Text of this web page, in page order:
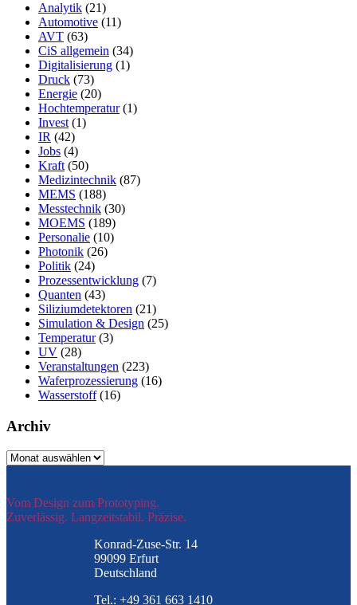
Analytik (21)
Automotive (11)
AVT (63)
CiS allgemein (34)
Digitalisierung (1)
Druck (73)
Energie (20)
Hochtemperatur(1)
Invest (1)
IR (42)
Jobs (4)
Kraft (50)
Medizintechnik (87)
MEMS (188)
Messtechnik (30)
MOEMS (189)
Personalie (10)
Photonik (26)
Politik (24)
Prozessentwicklung (7)
Quanten (43)
Siliziumdetektoren (21)
Simulation & Design (25)
Temperatur(3)
UV (28)
Veranstaltungen (223)
Waferprozessierung (16)
Wasserstoff(16)
Archiv
Archiv
Vom Design zum Prototyping.
Zuverlässig. Langzeitstabil. Präzise.
Konrad-Zuse-Str. 14
99099 Erfurt
Deutschland
Tel.: +49 361 663 1410